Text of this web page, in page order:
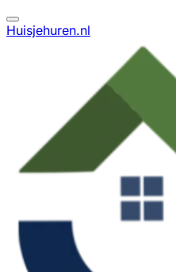
Huisjehuren.nl